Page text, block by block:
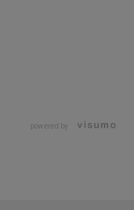
powered by